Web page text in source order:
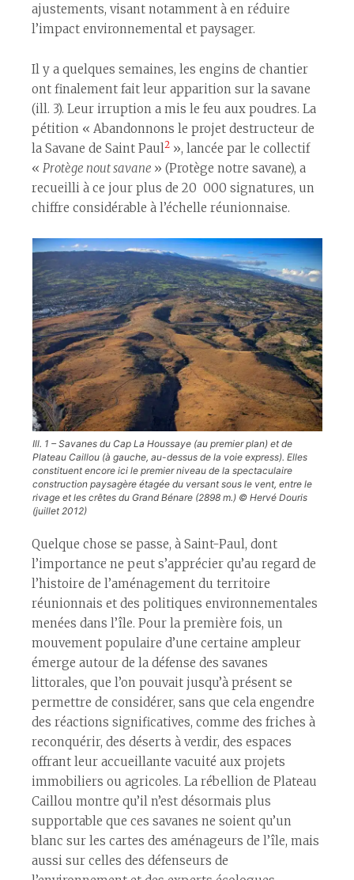
ajustements, visant notamment à en réduire
l’impact environnemental et paysager.
Il y a quelques semaines, les engins de chantier
ont finalement fait leur apparition sur la savane
(ill. 3). Leur irruption a mis le feu aux poudres. La
pétition « Abandonnons le projet destructeur de
la Savane de Saint Paul2 », lancée par le collectif
« Protège nout savane » (Protège notre savane), a
recueilli à ce jour plus de 20 000 signatures, un
chiffre considérable à l’échelle réunionnaise.
Ill. 1 – Savanes du Cap La Houssaye (au premier plan) et de
Plateau Caillou (à gauche, au-dessus de la voie express). Elles
constituent encore ici le premier niveau de la spectaculaire
construction paysagère étagée du versant sous le vent, entre le
rivage et les crêtes du Grand Bénare (2898 m.) © Hervé Douris
(juillet 2012)
Quelque chose se passe, à Saint-Paul, dont
l’importance ne peut s’apprécier qu’au regard de
l’histoire de l’aménagement du territoire
réunionnais et des politiques environnementales
menées dans l’île. Pour la première fois, un
mouvement populaire d’une certaine ampleur
émerge autour de la défense des savanes
littorales, que l’on pouvait jusqu’à présent se
permettre de considérer, sans que cela engendre
des réactions significatives, comme des friches à
reconquérir, des déserts à verdir, des espaces
offrant leur accueillante vacuité aux projets
immobiliers ou agricoles. La rébellion de Plateau
Caillou montre qu’il n’est désormais plus
supportable que ces savanes ne soient qu’un
blanc sur les cartes des aménageurs de l’île, mais
aussi sur celles des défenseurs de